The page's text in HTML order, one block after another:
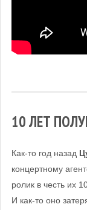
10 ЛЕТ
Как-то год назад
концертному
ролик в честь их
И как-то оно